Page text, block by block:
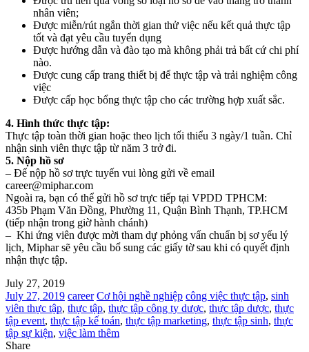
nhân viên;
Được miễn/rút ngắn thời gian thử việc nếu kết quả thực tập
tốt và đạt yêu cầu tuyển dụng
Được hướng dẫn và đào tạo mà không phải trả bất cứ chi phí
nào.
Được cung cấp trang thiết bị để thực tập và trải nghiệm công
việc
Được cấp học bổng thực tập cho các trường hợp xuất sắc.
4. Hình thức thực tập:
Thực tập toàn thời gian hoặc theo lịch tối thiểu 3 ngày/1 tuần. Chỉ
nhận sinh viên thực tập từ năm 3 trở đi.
5. Nộp hồ sơ
– Để nộp hồ sơ trực tuyến vui lòng gửi về email
career@miphar.com
Ngoài ra, bạn có thể gửi hồ sơ trực tiếp tại VPDD TPHCM:
435b Phạm Văn Đồng, Phường 11, Quận Bình Thạnh, TP.HCM
(tiếp nhận trong giờ hành chánh)
– Khi ứng viên được mời tham dự phỏng vấn chuẩn bị sơ yếu lý
lịch, Miphar sẽ yêu cầu bổ sung các giấy tờ sau khi có quyết định
nhận thực tập.
July 27, 2019
July 27, 2019 career Cơ hội nghề nghiệp công việc thực tập, sinh
viên thực tập, thực tập, thực tập công ty dược, thực tập dược, thực
tập event, thực tập kế toán, thực tập marketing, thực tập sinh, thực
tập sự kiện, việc làm thêm
Share